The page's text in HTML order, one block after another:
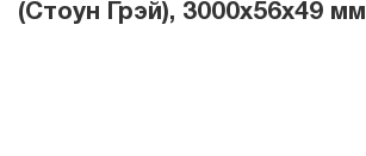
(Стоун Грэй), 3000х56х49 мм